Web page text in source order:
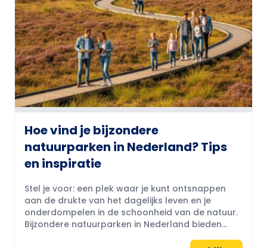
Hoe vind je bijzondere
natuurparken in Nederland? Tips
en inspiratie
Stel je voor: een plek waar je kunt ontsnappen
aan de drukte van het dagelijks leven en je
onderdompelen in de schoonheid van de natuur.
Bijzondere natuurparken in Nederland bieden...